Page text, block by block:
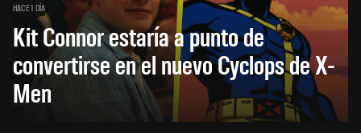
HACE 1 DÍA
Kit Connor estaría a punto de
convertirse en el nuevo Cyclops de X-
Men